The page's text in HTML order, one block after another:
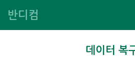
반디컴
데이터 복